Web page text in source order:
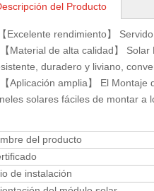
del Producto
Excelente rendimiento】
Material de alta calidad】 Solar
duradero y liviano,
Aplicación amplia】 El Montaje
solares fáciles de montar a
del producto
de instalación